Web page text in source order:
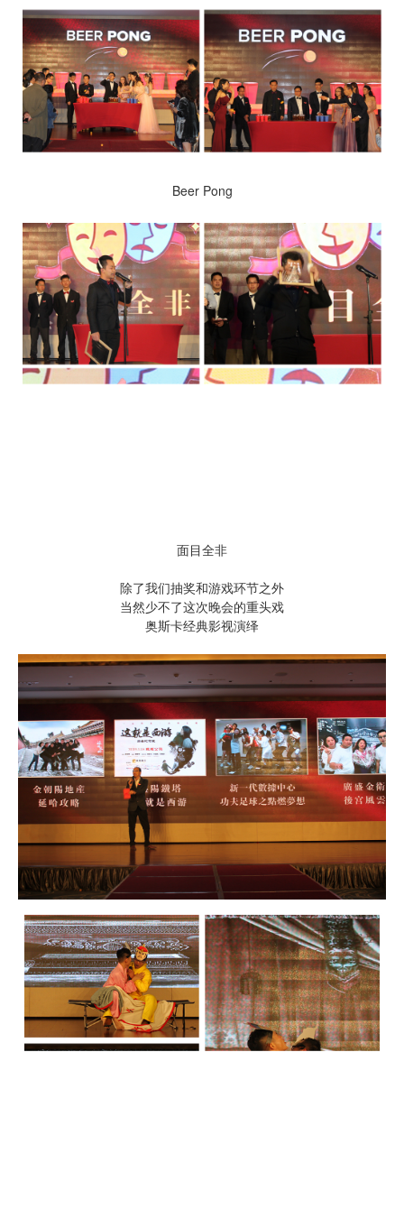
Beer Pong
面目全非
除了我们抽奖和游戏环节之外
当然少不了这次晚会的重头戏
奥斯卡经典影视演绎